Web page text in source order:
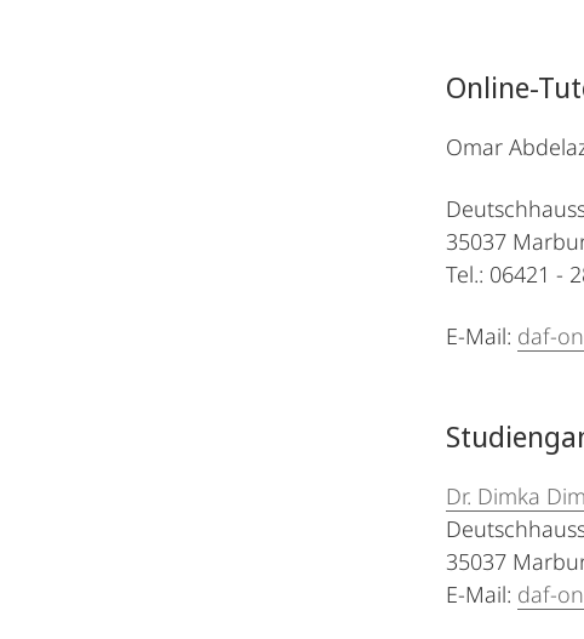
Online-
Omar
35037
Tel.: 06421 -
E-Mail: daf-
Dr. Dimka
35037
E-Mail: daf-